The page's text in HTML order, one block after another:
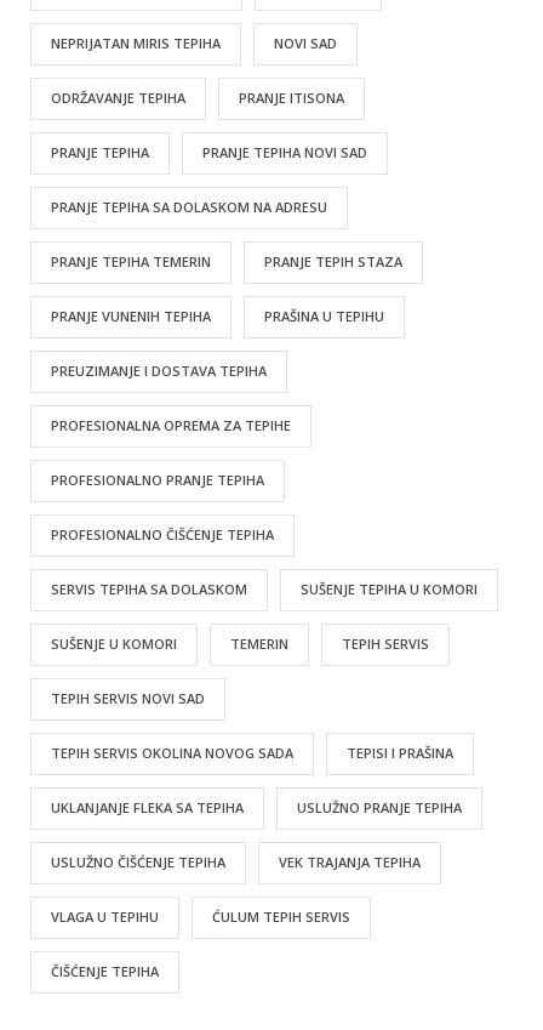
NEPRIJATAN MIRIS TEPIHA NOVI SAD
ODRŽAVANJE TEPIHA PRANJE ITISONA
PRANJE TEPIHA PRANJE TEPIHA NOVI SAD
PRANJE TEPIHA SA DOLASKOM NA ADRESU
PRANJE TEPIHA TEMERIN PRANJE TEPIH STAZA
PRANJE VUNENIH TEPIHA PRAŠINA U TEPIHU
PREUZIMANJE I DOSTAVA TEPIHA
PROFESIONALNA OPREMA ZA TEPIHE
PROFESIONALNO PRANJE TEPIHA
PROFESIONALNO ČIŠĆENJE TEPIHA
SERVIS TEPIHA SA DOLASKOM SUŠENJE TEPIHA U KOMORI
SUŠENJE U KOMORI TEMERIN TEPIH SERVIS
TEPIH SERVIS NOVI SAD
TEPIH SERVIS OKOLINA NOVOG SADA TEPISI I PRAŠINA
UKLANJANJE FLEKA SA TEPIHA USLUŽNO PRANJE TEPIHA
USLUŽNO ČIŠĆENJE TEPIHA VEK TRAJANJA TEPIHA
VLAGA U TEPIHU ĆULUM TEPIH SERVIS
ČIŠĆENJE TEPIHA